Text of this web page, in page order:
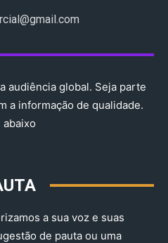
audiência global. Seja parte
a informação de qualidade.
a sua voz e suas
de pauta ou uma